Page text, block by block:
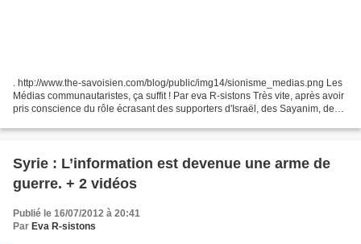
. http://www.the-savoisien.com/blog/public/img14/sionisme_medias.png Les
Médias communautaristes, ça suffit ! Par eva R-sistons Très vite, après avoir
pris conscience du rôle écrasant des supporters d'Israël, des Sayanim, des
Syrie : L’information est devenue une arme de
guerre. + 2 vidéos
Publié le 16/07/2012 à 20:41
Par Eva R-sistons